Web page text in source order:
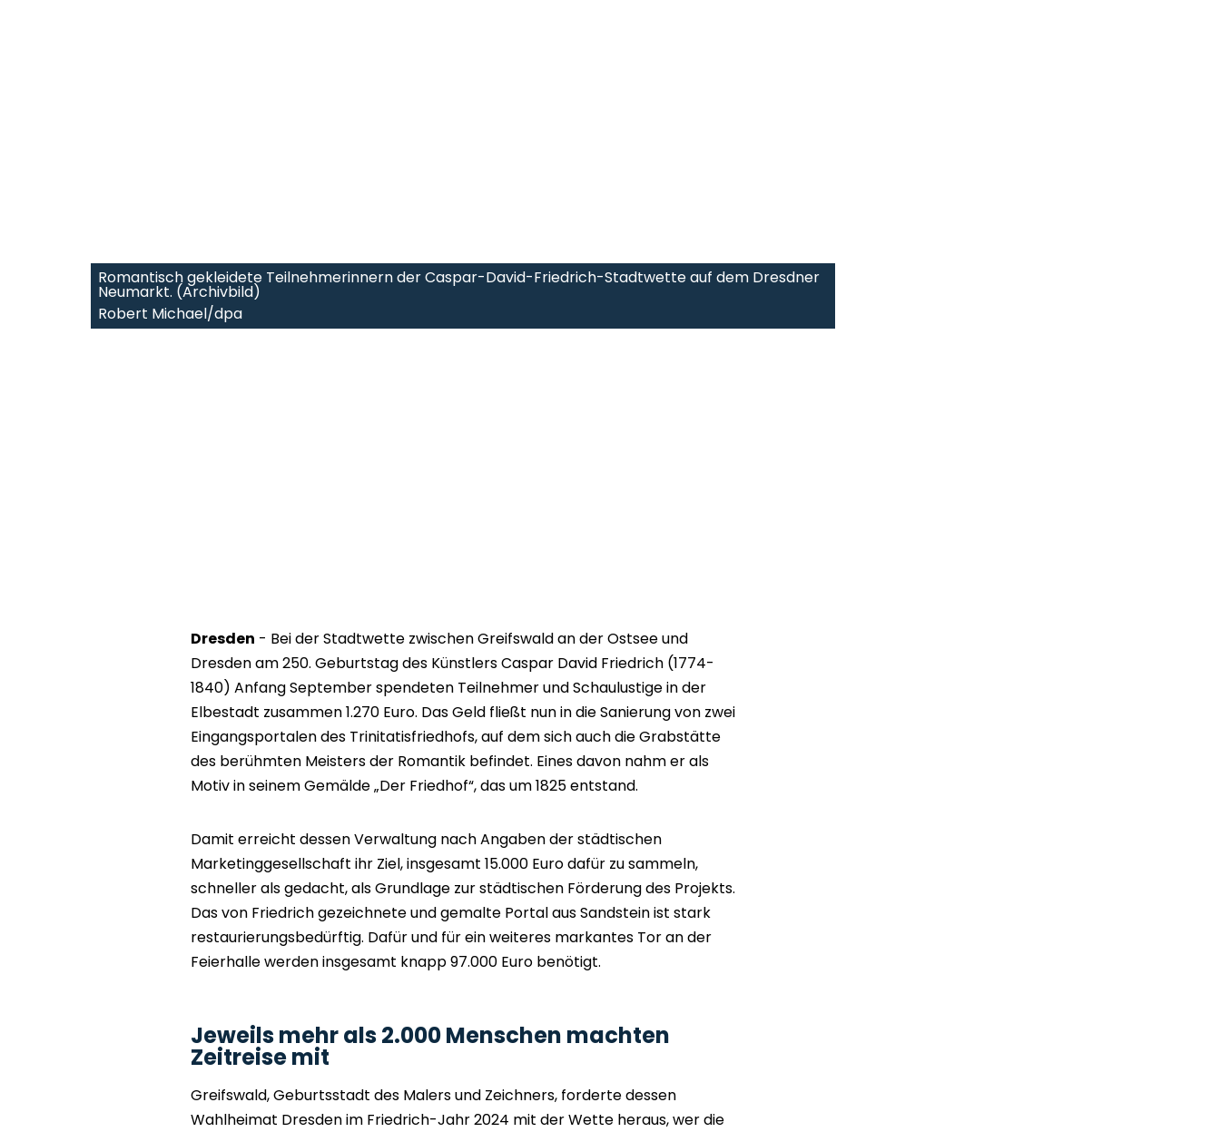
Romantisch gekleidete Teilnehmerinnern der Caspar-David-Friedrich-Stadtwette auf dem Dresdner
Neumarkt. (Archivbild)
Robert Michael/dpa
Dresden - Bei der Stadtwette zwischen Greifswald an der Ostsee und
Dresden am 250. Geburtstag des Künstlers Caspar David Friedrich (1774-
1840) Anfang September spendeten Teilnehmer und Schaulustige in der
Elbestadt zusammen 1.270 Euro. Das Geld fließt nun in die Sanierung von zwei
Eingangsportalen des Trinitatisfriedhofs, auf dem sich auch die Grabstätte
des berühmten Meisters der Romantik befindet. Eines davon nahm er als
Motiv in seinem Gemälde „Der Friedhof“, das um 1825 entstand.
Damit erreicht dessen Verwaltung nach Angaben der städtischen
Marketinggesellschaft ihr Ziel, insgesamt 15.000 Euro dafür zu sammeln,
schneller als gedacht, als Grundlage zur städtischen Förderung des Projekts.
Das von Friedrich gezeichnete und gemalte Portal aus Sandstein ist stark
restaurierungsbedürftig. Dafür und für ein weiteres markantes Tor an der
Feierhalle werden insgesamt knapp 97.000 Euro benötigt.
Jeweils mehr als 2.000 Menschen machten
Zeitreise mit
Greifswald, Geburtsstadt des Malers und Zeichners, forderte dessen
Wahlheimat Dresden im Friedrich-Jahr 2024 mit der Wette heraus, wer die